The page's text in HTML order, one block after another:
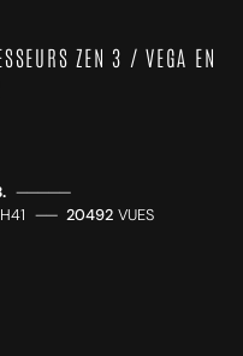
ZEN 3 / VEGA EN
—————
—— 20492 VUES